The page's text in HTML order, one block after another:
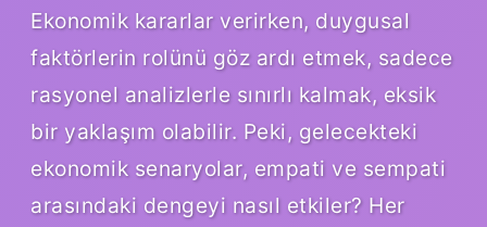
Ekonomik kararlar verirken, duygusal
faktörlerin rolünü göz ardı etmek, sadece
rasyonel analizlerle sınırlı kalmak, eksik
bir yaklaşım olabilir. Peki, gelecekteki
ekonomik senaryolar, empati ve sempati
arasındaki dengeyi nasıl etkiler? Her